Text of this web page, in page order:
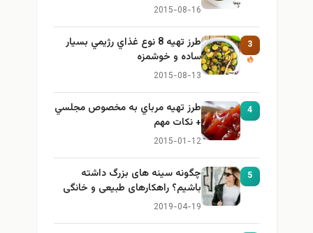
2015-08-16
3
طرز تهيه 8 نوع غذاي رژيمي بسيار
ساده و خوشمزه
2015-08-13
4
طرز تهيه مرباي به مخصوص مجلسي
+ نكات مهم
2015-01-12
5
چگونه سینه های بزرگ داشته
باشیم؟ راهکارهای طبیعی و خانگی
برای بزرگ کردن سینه
2019-04-19